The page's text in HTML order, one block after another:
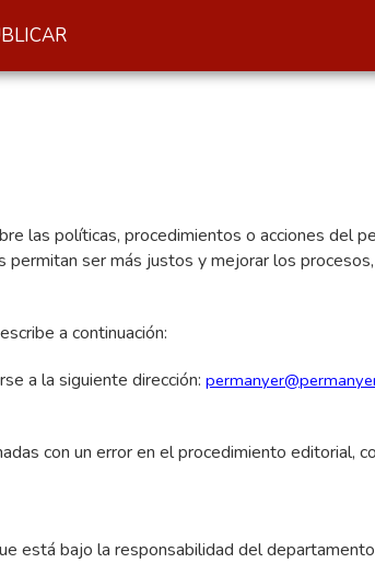
las políticas, procedimientos o acciones del
ser más justos y mejorar los
a continuación:
a la siguiente dirección:
con un error en el procedimiento editorial,
está bajo la responsabilidad del